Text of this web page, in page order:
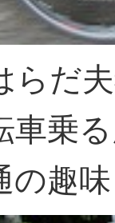
らだ
車乗
の趣